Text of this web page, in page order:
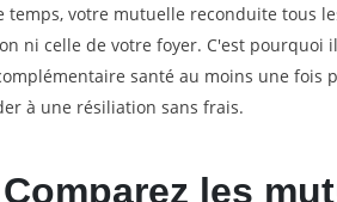
temps, votre mutuelle reconduite tous
ni celle de votre foyer. C'est pourquoi
santé au moins une fois
à une résiliation sans frais.